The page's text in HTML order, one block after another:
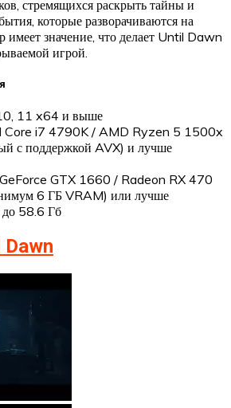
стремящихся раскрыть тайны и
которые разворачиваются на
значение, что делает Until Dawn
игрой.
11 x64 и выше
Core i7 4790K / AMD Ryzen 5 1500x
с поддержкой AVX) и лучше
GTX 1660 / Radeon RX 470
6 ГБ VRAM) или лучше
до 58.6 Гб